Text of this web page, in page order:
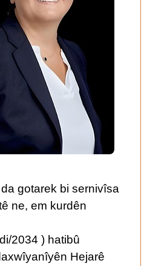
gotarek bi sernivîsa
ne, em kurdên
2034 ) hatibû
Hejarê